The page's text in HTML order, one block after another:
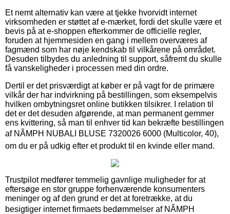
Et nemt alternativ kan være at tjekke hvorvidt internet
virksomheden er støttet af e-mærket, fordi det skulle være et
bevis på at e-shoppen efterkommer de officielle regler,
foruden at hjemmesiden en gang i mellem overværes af
fagmænd som har nøje kendskab til vilkårene på området.
Desuden tilbydes du anledning til support, såfremt du skulle
få vanskeligheder i processen med din ordre.
Dertil er det prisværdigt at køber er på vagt for de primære
vilkår der har indvirkning på bestillingen, som eksempelvis
hvilken ombytningsret online butikken tilsikrer. I relation til
det er det desuden afgørende, at man permanent gemmer
ens kvittering, så man til enhver tid kan bekræfte bestillingen
af NÃMPH NUBALI BLUSE 7320026 6000 (Multicolor, 40),
om du er på udkig efter et produkt til en kvinde eller mand.
Trustpilot medfører temmelig gavnlige muligheder for at
eftersøge en stor gruppe forhenværende konsumenters
meninger og af den grund er det at foretrække, at du
besigtiger internet firmaets bedømmelser af NÃMPH